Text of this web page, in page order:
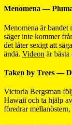
Menomena —
Menomena är bandet
säger inte kommer
det låter sexigt att
ändå. Videon är
Taken by Trees —
Victoria Bergsman
Hawaii och ta hjälp
föredrar